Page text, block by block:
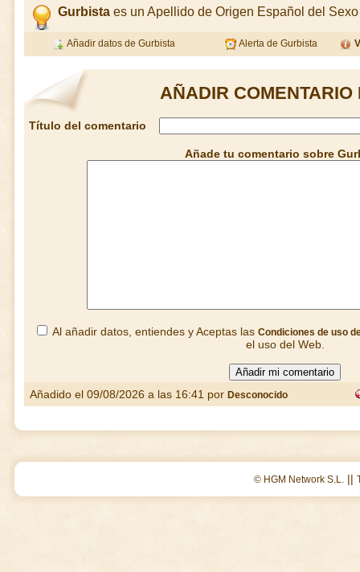
Gurbista es un Apellido de Origen Español del
Añadir datos de Gurbista Alerta de Gurbista
AÑADIR COMENTARIO
Título del comentario
Añade tu comentario sobre
Al añadir datos, entiendes y Aceptas las Condiciones de uso
el uso del Web.
Añadido el 09/08/2026 a las 16:41 por Desconocido
© HGM Network S.L. ||